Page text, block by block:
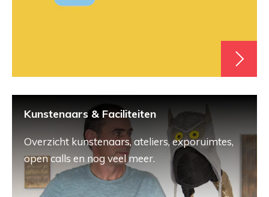
Kunstenaars & Faciliteiten
Overzicht kunstenaars, ateliers, exporuimtes,
open calls en nog veel meer.